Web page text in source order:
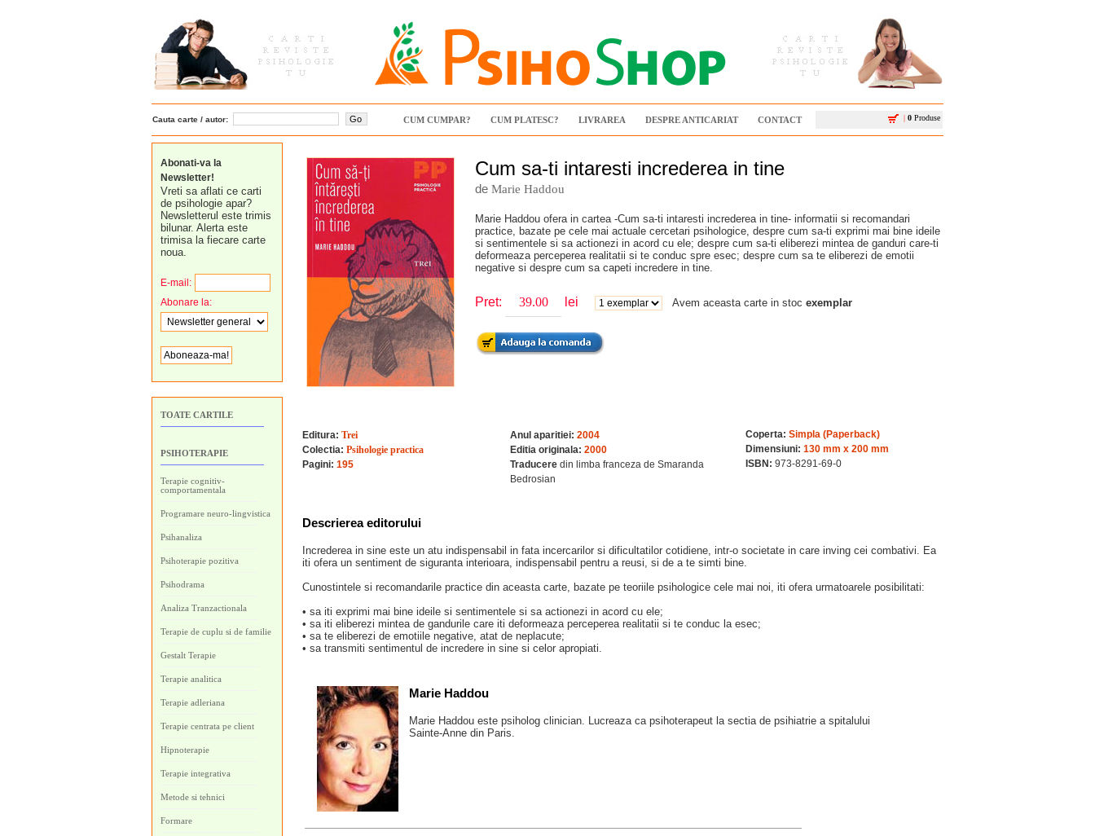
Cauta carte / autor: CUM CUMPAR? CUM PLATESC? LIVRAREA DESPRE ANTICARIAT CONTACT | 0 Produse
Abonati-va la
Newsletter!
Vreti sa aflati ce carti
de psihologie apar?
Newsletterul este trimis
bilunar. Alerta este
trimisa la fiecare carte
noua.
E-mail:
Abonare la:
TOATE CARTILE
PSIHOTERAPIE
Terapie cognitiv-
comportamentala
Programare neuro-lingvistica
Psihanaliza
Psihoterapie pozitiva
Psihodrama
Analiza Tranzactionala
Terapie de cuplu si de familie
Gestalt Terapie
Terapie analitica
Terapie adleriana
Terapie centrata pe client
Hipnoterapie
Terapie integrativa
Metode si tehnici
Formare
Cum sa-ti intaresti increderea in tine
de Marie Haddou
Marie Haddou ofera in cartea -Cum sa-ti intaresti increderea in tine- informatii si recomandari
practice, bazate pe cele mai actuale cercetari psihologice, despre cum sa-ti exprimi mai bine ideile
si sentimentele si sa actionezi in acord cu ele; despre cum sa-ti eliberezi mintea de ganduri care-ti
deformeaza perceperea realitatii si te conduc spre esec; despre cum sa te eliberezi de emotii
negative si despre cum sa capeti incredere in tine.
Pret: lei Avem aceasta carte in stoc exemplar
Editura: Trei
Colectia: Psihologie practica
Pagini: 195
Anul aparitiei: 2004
Editia originala: 2000
Traducere din limba franceza de Smaranda
Bedrosian
Coperta: Simpla (Paperback)
Dimensiuni: 130 mm x 200 mm
ISBN: 973-8291-69-0
Descrierea editorului
Increderea in sine este un atu indispensabil in fata incercarilor si dificultatilor cotidiene, intr-o societate in care inving cei combativi. Ea
iti ofera un sentiment de siguranta interioara, indispensabil pentru a reusi, si de a te simti bine.
Cunostintele si recomandarile practice din aceasta carte, bazate pe teoriile psihologice cele mai noi, iti ofera urmatoarele posibilitati:
• sa iti exprimi mai bine ideile si sentimentele si sa actionezi in acord cu ele;
• sa iti eliberezi mintea de gandurile care iti deformeaza perceperea realitatii si te conduc la esec;
• sa te eliberezi de emotiile negative, atat de neplacute;
• sa transmiti sentimentul de incredere in sine si celor apropiati.
Marie Haddou
Marie Haddou este psiholog clinician. Lucreaza ca psihoterapeut la sectia de psihiatrie a spitalului
Sainte-Anne din Paris.